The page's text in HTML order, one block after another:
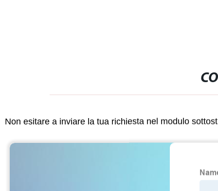
Non esitare a inviare la tua richiesta nel modulo